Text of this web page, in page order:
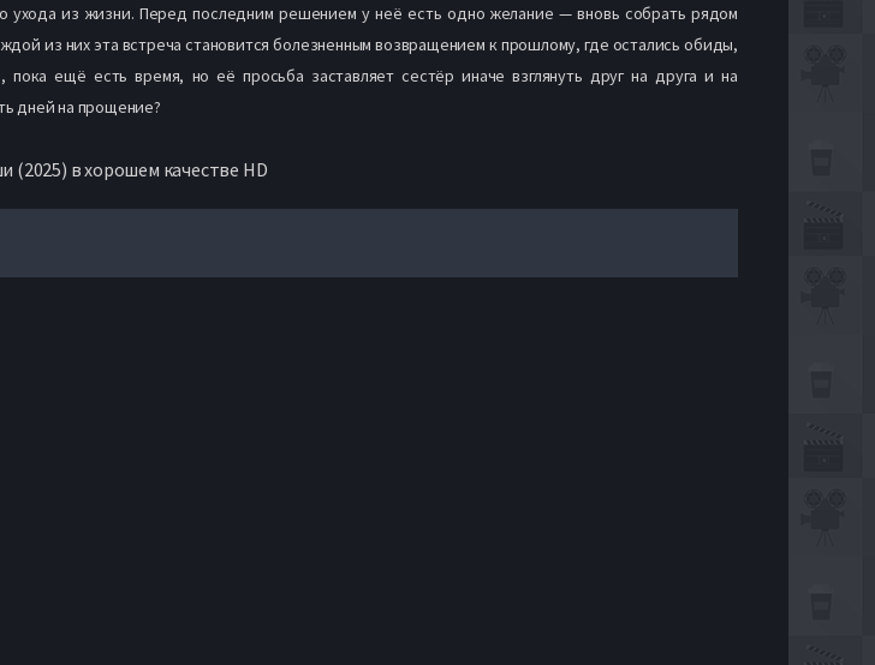
ухода из жизни. Перед последним решением у неё есть одно желание — вновь собрать рядом
из них эта встреча становится болезненным возвращением к прошлому, где остались обиды,
пока ещё есть время, но её просьба заставляет сестёр иначе взглянуть друг на друга и на
дней на прощение?
(2025) в хорошем качестве HD